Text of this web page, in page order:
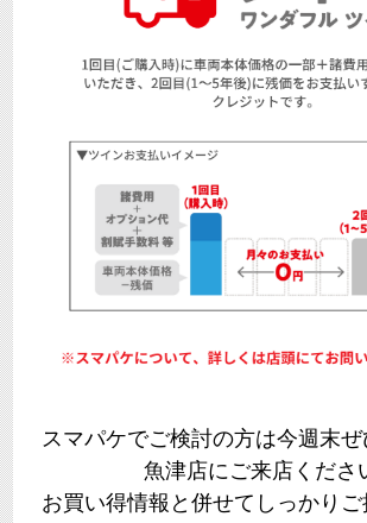
スマパケでご検討の方は今週末
魚津店にご来店くださ
お買い得情報と併せてしっかり